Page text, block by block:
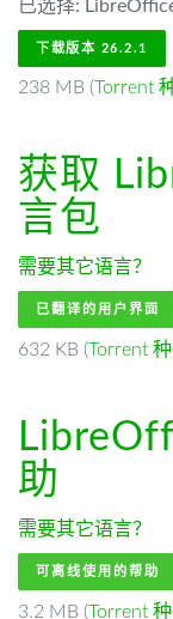
已选择:
下载版本 26.2.1
238 MB (Torrent
获取
言包
需要其它语言？
已翻译的用户界面
632 KB (Torrent
助
需要其它语言？
可离线使用的帮助
3.2 MB (Torrent